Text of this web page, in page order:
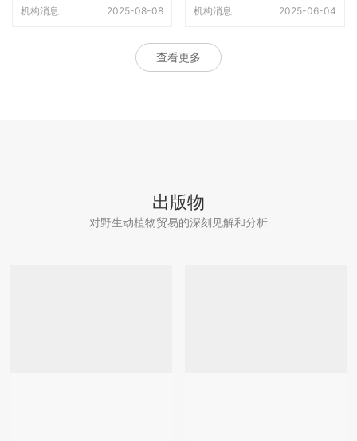
种监管执法培训班圆满收
机构消息 2025-08-08
危物种保护新篇章
机构消息 2025-06-04
查看更多
出版物
对野生动植物贸易的深刻见解和分析